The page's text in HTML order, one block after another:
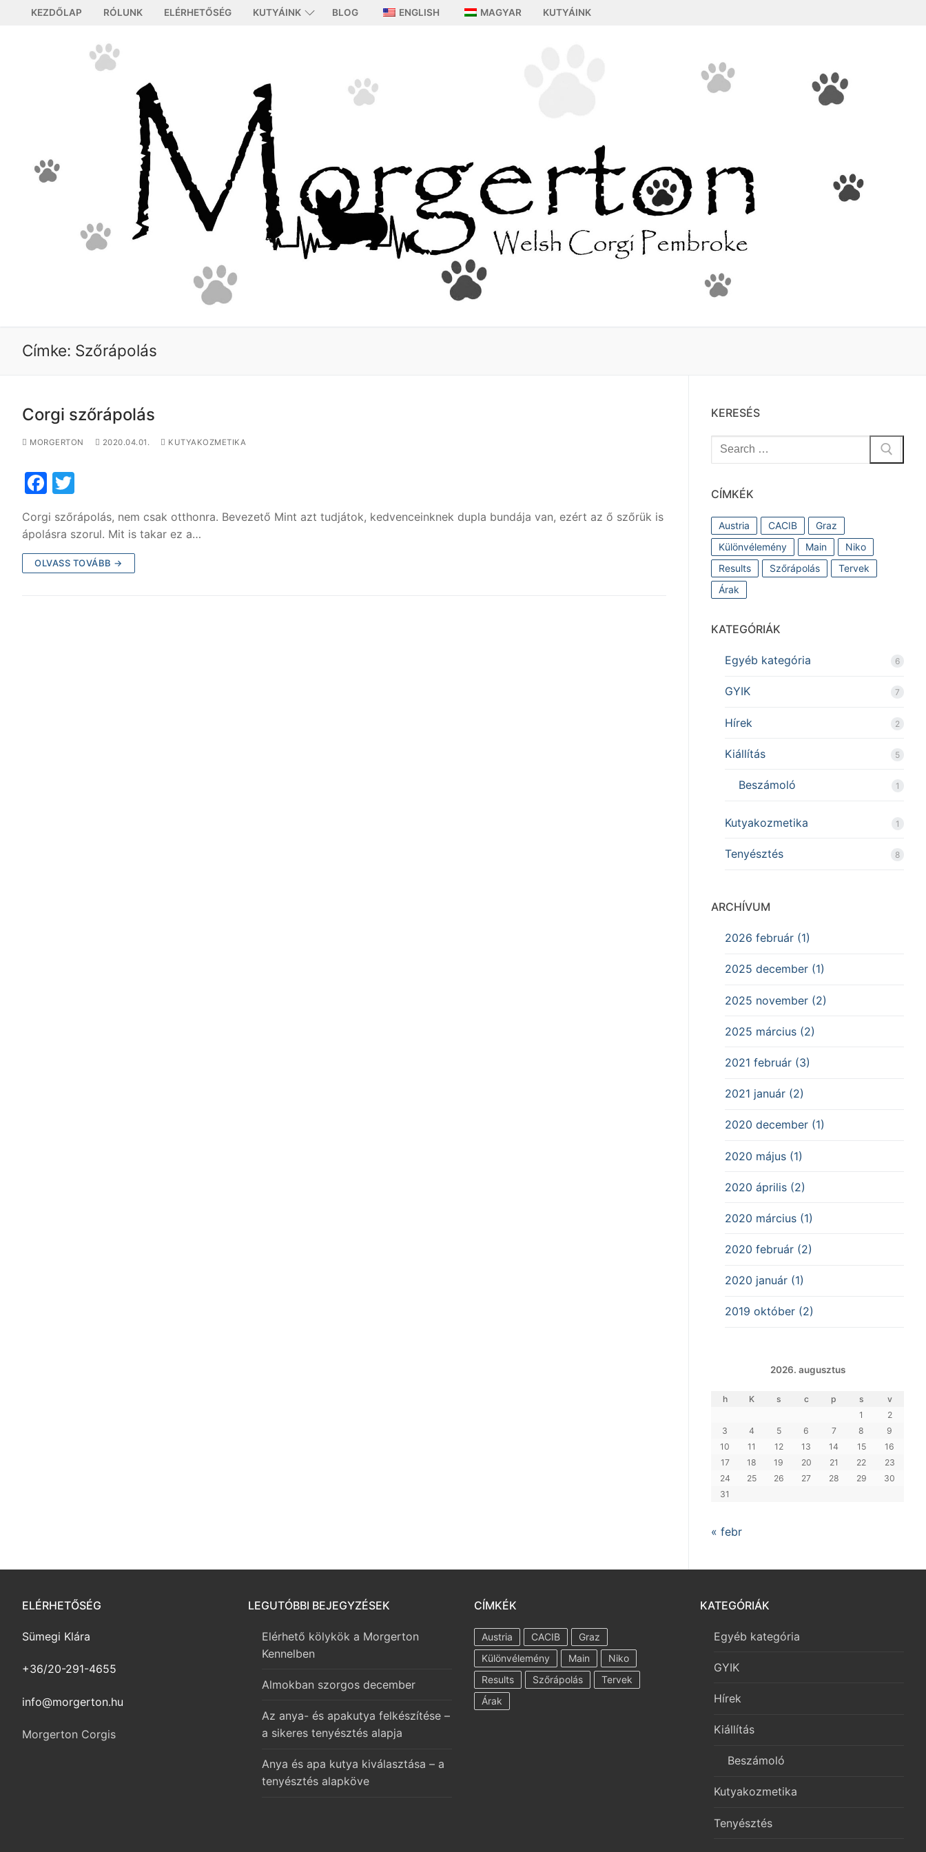
KEZDŐLAP RÓLUNK ELÉRHETŐSÉG KUTYÁINK BLOG ENGLISH MAGYAR KUTYÁINK
Címke: Szőrápolás
Corgi szőrápolás
MORGERTON 2020.04.01. KUTYAKOZMETIKA
F
c
e
b
itt
er
Corgi szőrápolás, nem csak otthonra. Bevezető Mint azt tudjátok, kedvenceinknek dupla bundája van, ezért az ő szőrük is
ápolásra szorul. Mit is takar ez a…
OLVASS TOVÁBB →
KERESÉS
Keresése:
CÍMKÉK
Austria CACIB
Graz
Különvélemény
Main
Niko
Results
Szőrápolás
Tervek
Árak
KATEGÓRIÁK
Egyéb kategória 6
GYIK 7
Hírek 2
Kiállítás 5
Beszámoló 1
Kutyakozmetika 1
Tenyésztés 8
ARCHÍVUM
2026 február (1)
2025 december (1)
2025 november (2)
2025 március (2)
2021 február (3)
2021 január (2)
2020 december (1)
2020 május (1)
2020 április (2)
2020 március (1)
2020 február (2)
2020 január (1)
2019 október (2)
2026. augusztus
h K s c p s
v
1
2
3
4 5 6 7 8
9
10
11 12 13 14 15
16
17
18 19 20 21 22
23
24
25 26 27 28 29
30
31
« febr
ELÉRHETŐSÉG
Sümegi Klára
+36/20-291-4655
info@morgerton.hu
Morgerton Corgis
LEGUTÓBBI BEJEGYZÉSEK
Elérhető kölykök a Morgerton
Kennelben
Almokban szorgos december
Az anya- és apakutya felkészítése –
a sikeres tenyésztés alapja
Anya és apa kutya kiválasztása – a
tenyésztés alapköve
CÍMKÉK
Austria CACIB
Graz
Különvélemény
Main
Niko
Results
Szőrápolás
Tervek
Árak
KATEGÓRIÁK
Egyéb kategória
GYIK
Hírek
Kiállítás
Beszámoló
Kutyakozmetika
Tenyésztés